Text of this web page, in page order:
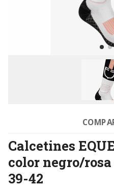
Calcetines
color negro/
39-42